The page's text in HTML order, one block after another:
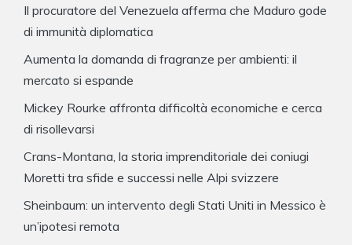
Il procuratore del Venezuela afferma che Maduro gode
di immunità diplomatica
Aumenta la domanda di fragranze per ambienti: il
mercato si espande
Mickey Rourke affronta difficoltà economiche e cerca
di risollevarsi
Crans-Montana, la storia imprenditoriale dei coniugi
Moretti tra sfide e successi nelle Alpi svizzere
Sheinbaum: un intervento degli Stati Uniti in Messico è
un’ipotesi remota